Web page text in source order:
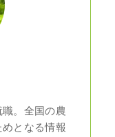
。全国の農
となる情報